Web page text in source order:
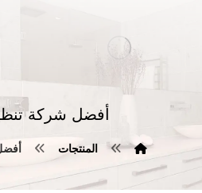
أفضل شركة
المنتجات